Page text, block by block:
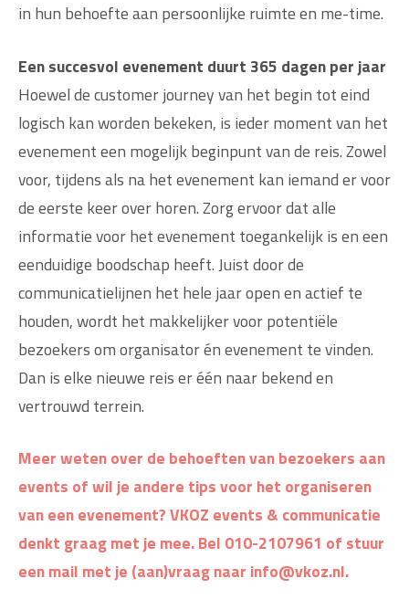
in hun behoefte aan persoonlijke ruimte en me-time.
Een succesvol evenement duurt 365 dagen per jaar
Hoewel de customer journey van het begin tot eind
logisch kan worden bekeken, is ieder moment van het
evenement een mogelijk beginpunt van de reis. Zowel
voor, tijdens als na het evenement kan iemand er voor
de eerste keer over horen. Zorg ervoor dat alle
informatie voor het evenement toegankelijk is en een
eenduidige boodschap heeft. Juist door de
communicatielijnen het hele jaar open en actief te
houden, wordt het makkelijker voor potentiële
bezoekers om organisator én evenement te vinden.
Dan is elke nieuwe reis er één naar bekend en
vertrouwd terrein.
Meer weten over de behoeften van bezoekers aan
events of wil je andere tips voor het organiseren
van een evenement? VKOZ events & communicatie
denkt graag met je mee. Bel 010-2107961 of stuur
een mail met je (aan)vraag naar info@vkoz.nl.